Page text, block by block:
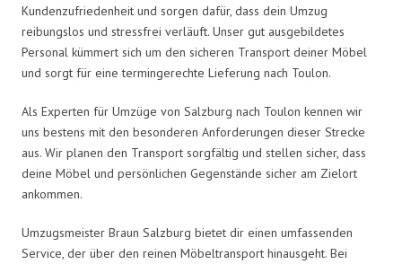
Kundenzufriedenheit und sorgen dafür, dass dein Umzug
reibungslos und stressfrei verläuft. Unser gut ausgebildetes
Personal kümmert sich um den sicheren Transport deiner Möbel
und sorgt für eine termingerechte Lieferung nach Toulon.
Als Experten für Umzüge von Salzburg nach Toulon kennen wir
uns bestens mit den besonderen Anforderungen dieser Strecke
aus. Wir planen den Transport sorgfältig und stellen sicher, dass
deine Möbel und persönlichen Gegenstände sicher am Zielort
ankommen.
Umzugsmeister Braun Salzburg bietet dir einen umfassenden
Service, der über den reinen Möbeltransport hinausgeht. Bei